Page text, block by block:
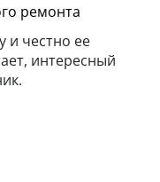
ремонта
и честно ее
интересный